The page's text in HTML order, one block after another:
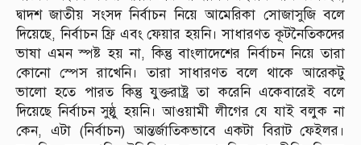
দ্বাদশ জাতীয় সংসদ নির্বাচন নিয়ে আমেরিকা সোজাসুজি বলে
দিয়েছে, নির্বাচন ফ্রি এবং ফেয়ার হয়নি। সাধারণত কূটনৈতিকদের
ভাষা এমন স্পষ্ট হয় না, কিন্তু বাংলাদেশের নির্বাচন নিয়ে তারা
কোনো স্পেস রাখেনি। তারা সাধারণত বলে থাকে আরেকটু
ভালো হতে পারত কিন্তু যুক্তরাষ্ট্র তা করেনি একেবারেই বলে
দিয়েছে নির্বাচন সুষ্ঠু হয়নি। আওয়ামী লীগের যে যাই বলুক না
কেন, এটা (নির্বাচন) আন্তর্জাতিকভাবে একটা বিরাট ফেইলর।